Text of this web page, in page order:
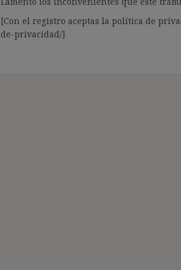
[Con el registro aceptas la política de
de-privacidad/]